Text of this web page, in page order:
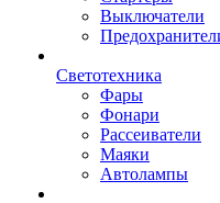
Выключатели
Светотехника
Фары
Фонари
Рассеиватели
Маяки
Автолампы